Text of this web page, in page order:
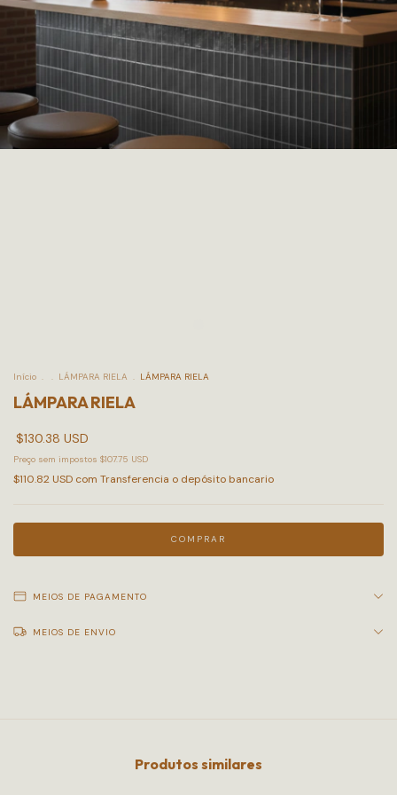
Início . . LÁMPARA RIELA . LÁMPARA RIELA
LÁMPARA RIELA
$130.38 USD
Preço sem impostos $107.75 USD
$110.82 USD com Transferencia o depósito bancario
MEIOS DE PAGAMENTO
MEIOS DE ENVIO
Produtos similares